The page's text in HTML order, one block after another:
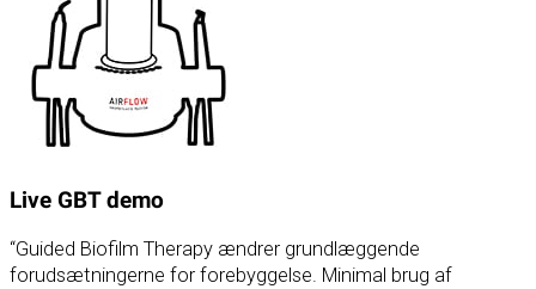
Live GBT demo
“Guided Biofilm Therapy ændrer grundlæggende
forudsætningerne for forebyggelse. Minimal brug af